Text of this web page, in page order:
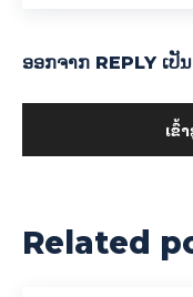
ອອກ​ຈາກ REPLY ເປັນ
ເຂົ້
Related